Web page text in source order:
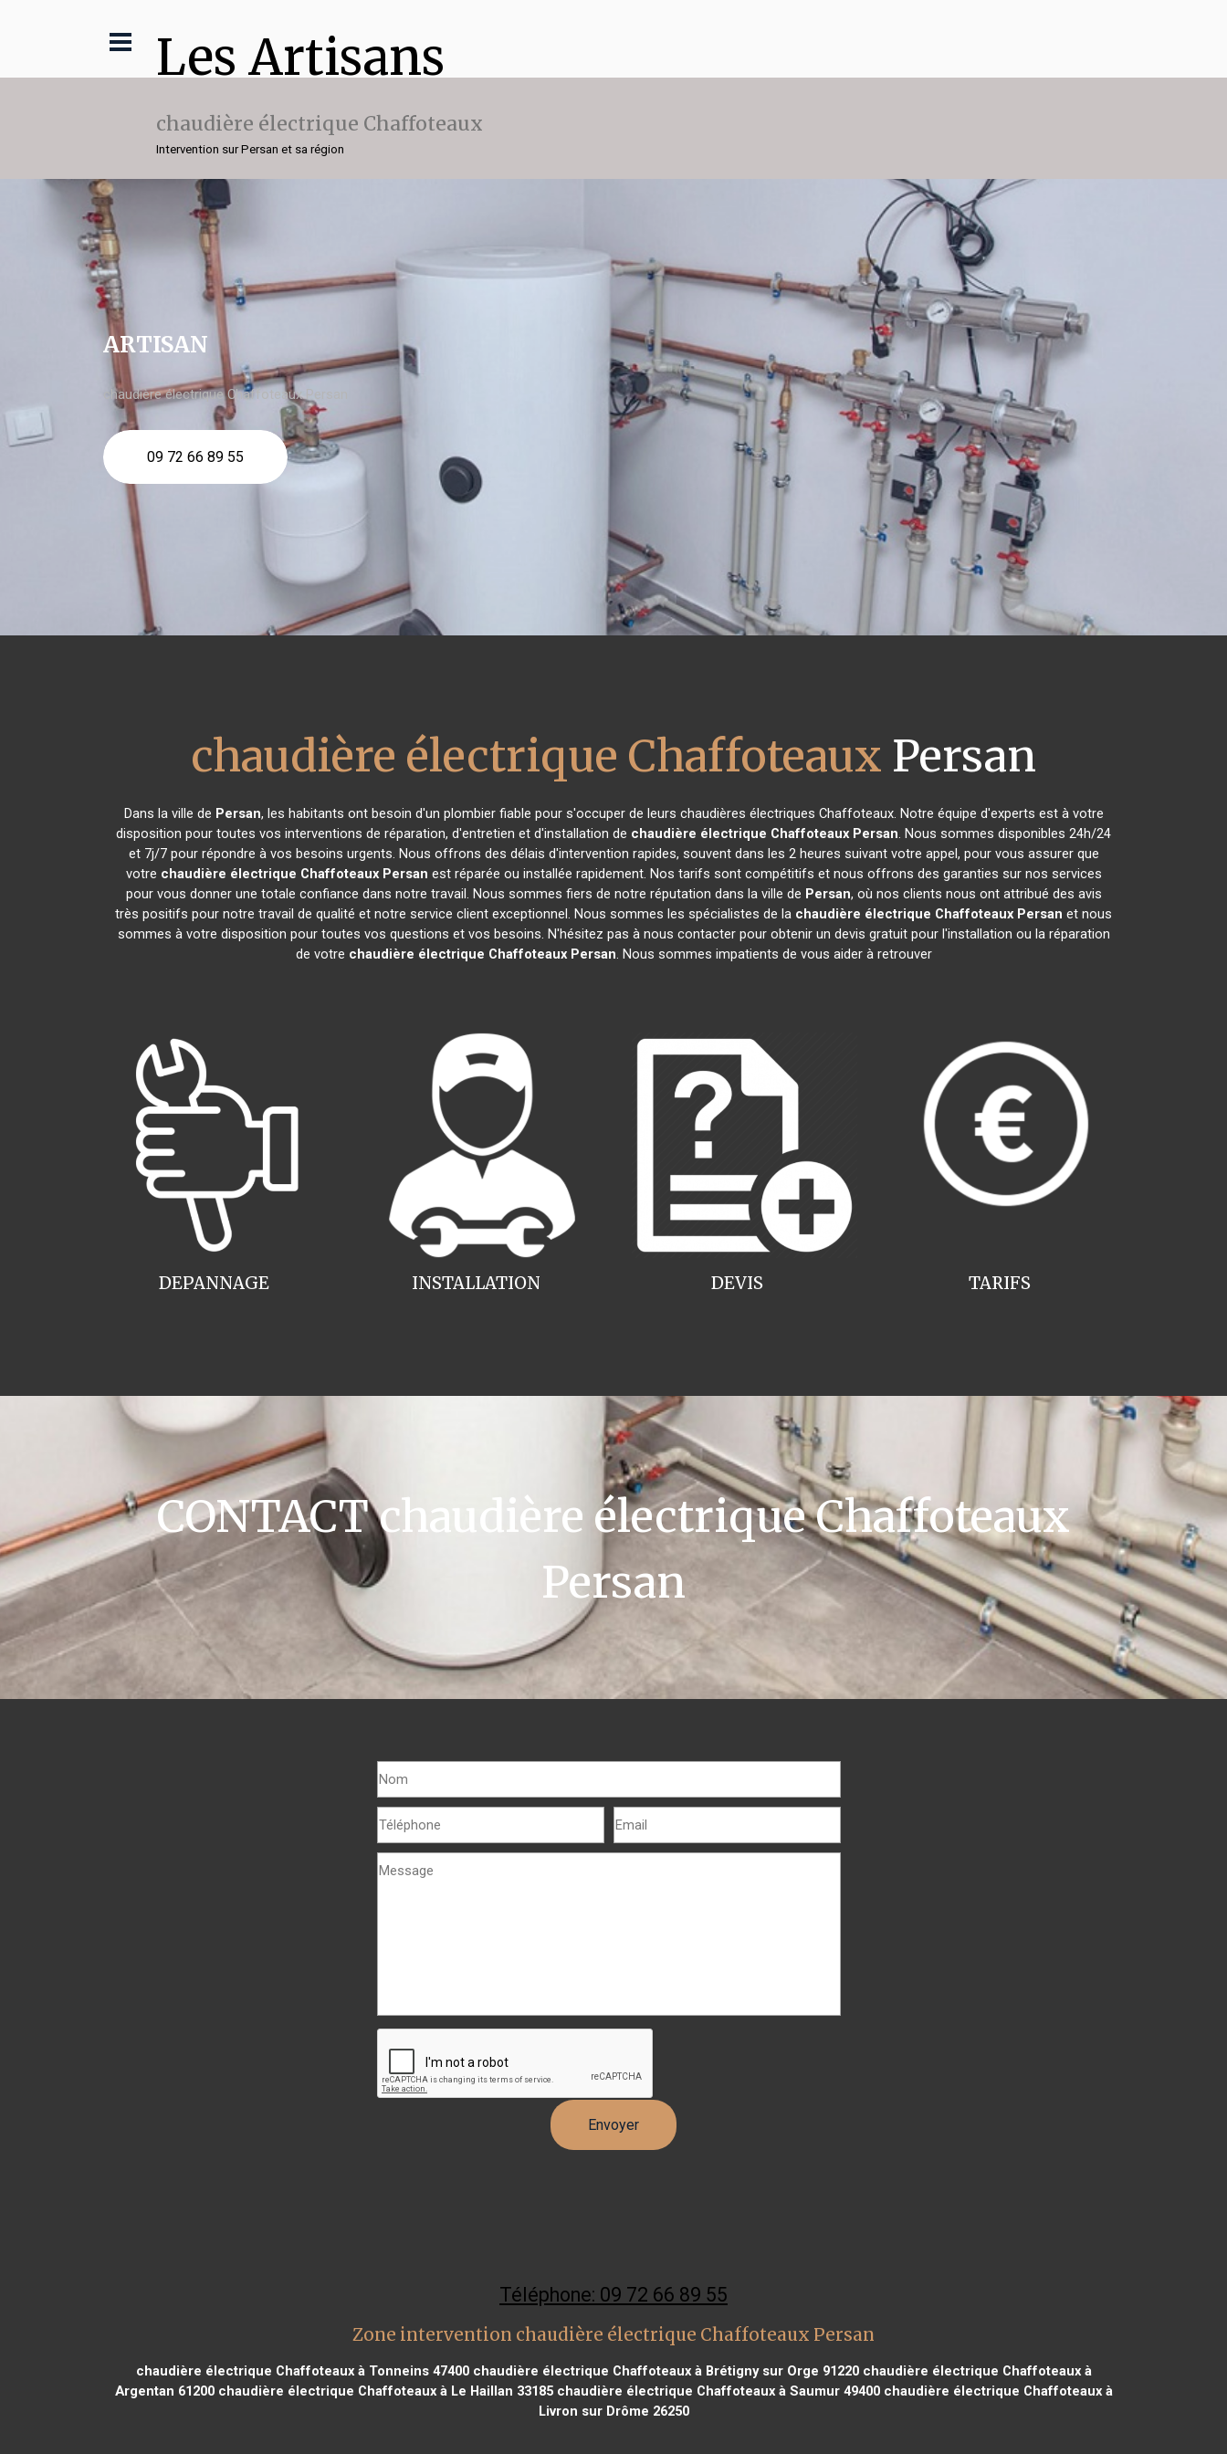
Les Artisans
chaudière électrique Chaffoteaux
Intervention sur Persan et sa région
ARTISAN
chaudière électrique Chaffoteaux Persan
09 72 66 89 55
chaudière électrique Chaffoteaux Persan
Dans la ville de Persan, les habitants ont besoin d'un plombier fiable pour s'occuper de leurs chaudières électriques Chaffoteaux. Notre équipe d'experts est à votre
disposition pour toutes vos interventions de réparation, d'entretien et d'installation de chaudière électrique Chaffoteaux Persan. Nous sommes disponibles 24h/24
et 7j/7 pour répondre à vos besoins urgents. Nous offrons des délais d'intervention rapides, souvent dans les 2 heures suivant votre appel, pour vous assurer que
votre chaudière électrique Chaffoteaux Persan est réparée ou installée rapidement. Nos tarifs sont compétitifs et nous offrons des garanties sur nos services
pour vous donner une totale confiance dans notre travail. Nous sommes fiers de notre réputation dans la ville de Persan, où nos clients nous ont attribué des avis
très positifs pour notre travail de qualité et notre service client exceptionnel. Nous sommes les spécialistes de la chaudière électrique Chaffoteaux Persan et nous
sommes à votre disposition pour toutes vos questions et vos besoins. N'hésitez pas à nous contacter pour obtenir un devis gratuit pour l'installation ou la réparation
de votre chaudière électrique Chaffoteaux Persan. Nous sommes impatients de vous aider à retrouver
INSTALLATION
DEPANNAGE TARIFS
DEVIS
CONTACT chaudière électrique Chaffoteaux
Persan
Téléphone: 09 72 66 89 55
Zone intervention chaudière électrique Chaffoteaux Persan
chaudière électrique Chaffoteaux à Tonneins 47400chaudière électrique Chaffoteaux à Brétigny sur Orge 91220chaudière électrique Chaffoteaux à
Argentan 61200chaudière électrique Chaffoteaux à Le Haillan 33185chaudière électrique Chaffoteaux à Saumur 49400chaudière électrique Chaffoteaux à
Livron sur Drôme 26250